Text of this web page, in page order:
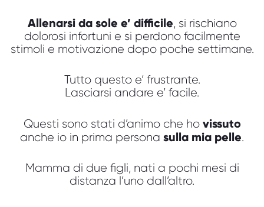
Allenarsi da sole e’ difficile, si rischiano
dolorosi infortuni e si perdono facilmente
stimoli e motivazione dopo poche settimane.
Tutto questo e‘ frustrante.
Lasciarsi andare e’ facile.
Questi sono stati d’animo che ho vissuto
anche io in prima persona sulla mia pelle.
Mamma di due figli, nati a pochi mesi di
distanza l’uno dall’altro.